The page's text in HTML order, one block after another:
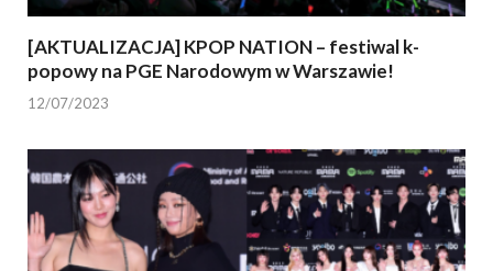
[AKTUALIZACJA] KPOP NATION – festiwal k-
popowy na PGE Narodowym w Warszawie!
12/07/2023